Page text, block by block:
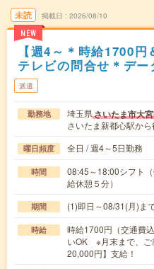
未読
NEW
掲載日 2026/08/10
【週4～＊時給1700
テレビの問合せ＊デー
派遣
勤務地 埼玉県さいたま市大
さいたま新都心駅か
曜日頻度 全日 / 週4～5日勤務
時間
08:45～18:00シフト
給休憩５分）
期間 (1)即日～08/31(月)ま
時給
時給1700円（交通費
いOK ※月末まで、ご
20,000円】支給！